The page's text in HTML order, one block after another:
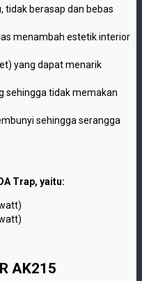
tidak berasap dan bebas
menambah estetik interior
yang dapat menarik
sehingga tidak memakan
sehingga serangga
Trap, yaitu:
AK215